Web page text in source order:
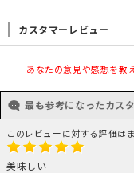
カスタマーレビュー
あなたの意見や感想を教
最も参考になったカス
このレビューに対する評価は
美味しい